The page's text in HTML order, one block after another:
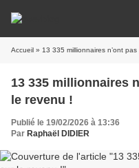
Accueil » 13 335 millionnaires n’ont
13 335 millionnaires
le revenu !
Publié le 19/02/2026 à 13:36
Par Raphaël DIDIER